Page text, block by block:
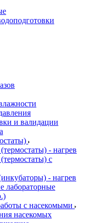
и валидации
- нагрев
с
- нагрев
лабораторные
с насекомыми
насекомых